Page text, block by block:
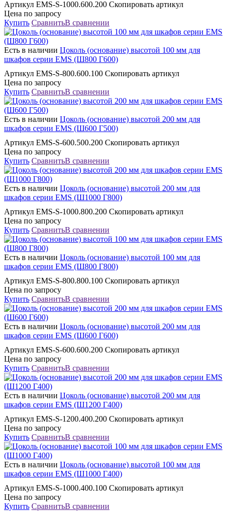
Артикул EMS-S-1000.600.200 Скопировать артикул
Цена по запросу
Купить СравнитьВ сравнении
Есть в наличии Цоколь (основание) высотой 100 мм для
шкафов серии EMS (Ш800 Г600)
Артикул EMS-S-800.600.100 Скопировать артикул
Цена по запросу
Купить СравнитьВ сравнении
Есть в наличии Цоколь (основание) высотой 200 мм для
шкафов серии EMS (Ш600 Г500)
Артикул EMS-S-600.500.200 Скопировать артикул
Цена по запросу
Купить СравнитьВ сравнении
Есть в наличии Цоколь (основание) высотой 200 мм для
шкафов серии EMS (Ш1000 Г800)
Артикул EMS-S-1000.800.200 Скопировать артикул
Цена по запросу
Купить СравнитьВ сравнении
Есть в наличии Цоколь (основание) высотой 100 мм для
шкафов серии EMS (Ш800 Г800)
Артикул EMS-S-800.800.100 Скопировать артикул
Цена по запросу
Купить СравнитьВ сравнении
Есть в наличии Цоколь (основание) высотой 200 мм для
шкафов серии EMS (Ш600 Г600)
Артикул EMS-S-600.600.200 Скопировать артикул
Цена по запросу
Купить СравнитьВ сравнении
Есть в наличии Цоколь (основание) высотой 200 мм для
шкафов серии EMS (Ш1200 Г400)
Артикул EMS-S-1200.400.200 Скопировать артикул
Цена по запросу
Купить СравнитьВ сравнении
Есть в наличии Цоколь (основание) высотой 100 мм для
шкафов серии EMS (Ш1000 Г400)
Артикул EMS-S-1000.400.100 Скопировать артикул
Цена по запросу
Купить СравнитьВ сравнении